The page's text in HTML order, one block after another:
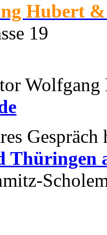
Hubert
19
Wolfgang
Thüringen